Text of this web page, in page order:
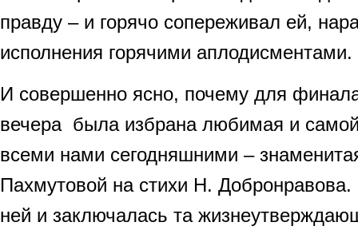
правду – и горячо сопереживал ей,
исполнения горячими аплодисментами.
И совершенно ясно, почему для финала
вечера была избрана любимая и
всеми нами сегодняшними –
Пахмутовой на стихи Н.
ней и заключалась та